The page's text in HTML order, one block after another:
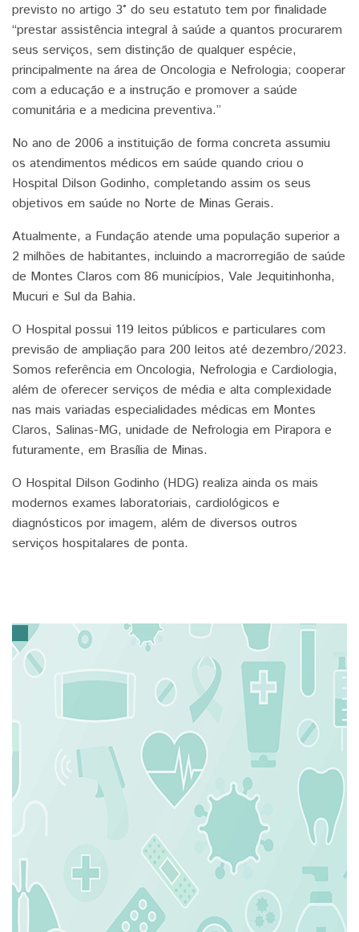
previsto no artigo 3° do seu estatuto tem por finalidade
“prestar assistência integral à saúde a quantos procurarem
seus serviços, sem distinção de qualquer espécie,
principalmente na área de Oncologia e Nefrologia; cooperar
com a educação e a instrução e promover a saúde
comunitária e a medicina preventiva.”
No ano de 2006 a instituição de forma concreta assumiu
os atendimentos médicos em saúde quando criou o
Hospital Dilson Godinho, completando assim os seus
objetivos em saúde no Norte de Minas Gerais.
Atualmente, a Fundação atende uma população superior a
2 milhões de habitantes, incluindo a macrorregião de saúde
de Montes Claros com 86 municípios, Vale Jequitinhonha,
Mucuri e Sul da Bahia.
O Hospital possui 119 leitos públicos e particulares com
previsão de ampliação para 200 leitos até dezembro/2023.
Somos referência em Oncologia, Nefrologia e Cardiologia,
além de oferecer serviços de média e alta complexidade
nas mais variadas especialidades médicas em Montes
Claros, Salinas-MG, unidade de Nefrologia em Pirapora e
futuramente, em Brasília de Minas.
O Hospital Dilson Godinho (HDG) realiza ainda os mais
modernos exames laboratoriais, cardiológicos e
diagnósticos por imagem, além de diversos outros
serviços hospitalares de ponta.